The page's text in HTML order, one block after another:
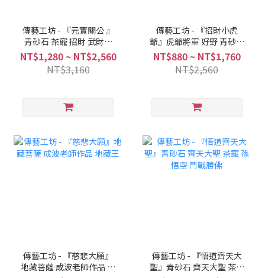
傳藝工坊 - 『元寶關公 』
青砂石 茶寵 招財 武財神
擺飾
NT$1,280 ~ NT$2,560
NT$3,160
傳藝工坊 - 『招財小虎
爺』虎爺將軍 好野 青砂石
塑
NT$880 ~ NT$1,760
NT$2,560
傳藝工坊 - 『慈悲大願』
地藏菩薩 成波老師作品 地
傳藝工坊 - 『悟道齊天大
聖』青砂石 齊天大聖 茶寵